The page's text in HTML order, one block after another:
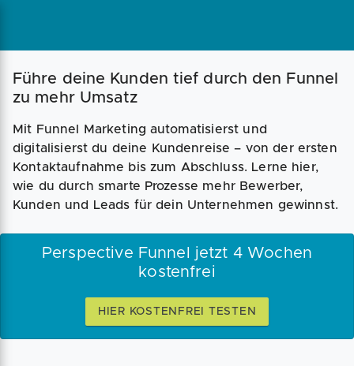
Führe deine Kunden tief durch den Funnel
zu mehr Umsatz
Mit Funnel Marketing automatisierst und
digitalisierst du deine Kundenreise – von der ersten
Kontaktaufnahme bis zum Abschluss. Lerne hier,
wie du durch smarte Prozesse mehr Bewerber,
Kunden und Leads für dein Unternehmen gewinnst.
Perspective Funnel jetzt 4 Wochen
kostenfrei
HIER KOSTENFREI TESTEN